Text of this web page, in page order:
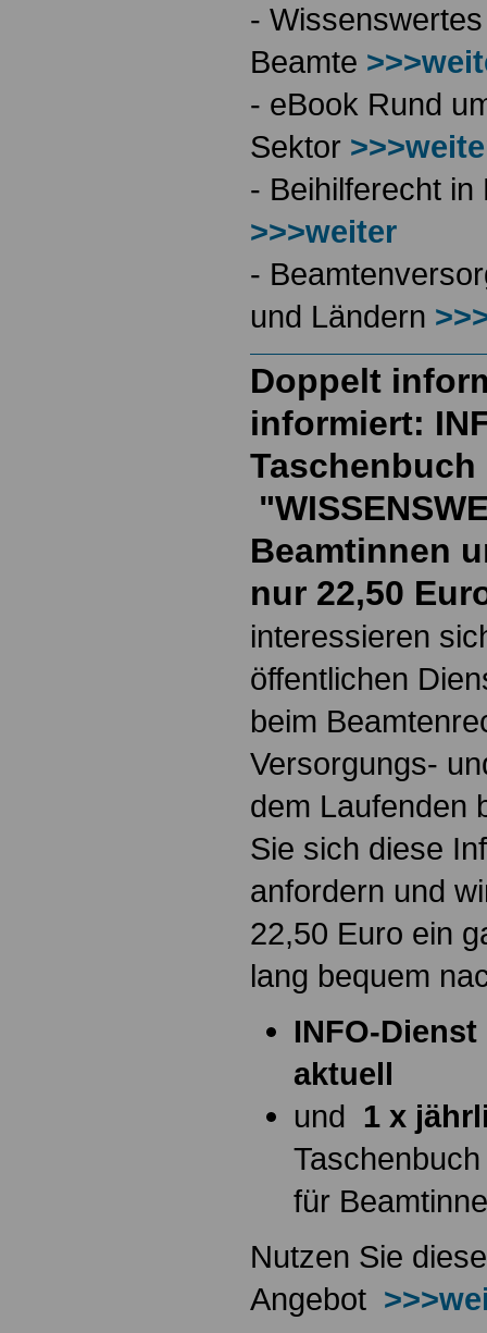
-
Beamte
- eBook Rund
Sektor
- Beihilferecht
>>>weiter
-
und Ländern
Doppelt
informiert:
Taschenbuch
Beamtinnen
nur 22,50
interessieren
öffentlichen
beim
Versorgungs-
dem Laufenden
Sie sich diese
anfordern und
22,50 Euro ein
lang bequem
INFO-
aktuell
und 1 x
Taschenbuch
für
Nutzen Sie
Angebot